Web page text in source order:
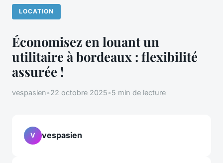
LOCATION
Économisez en louant un
utilitaire à bordeaux : flexibilité
assurée !
vespasien•22 octobre 2025•5 min de lecture
V vespasien